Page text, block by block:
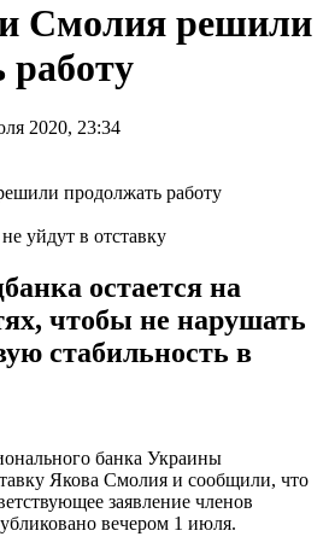
Смолия решили
работу
2020, 23:34
уйдут в отставку
остается на
чтобы не нарушать
стабильность в
банка Украины
Якова Смолия и сообщили, что
заявление членов
вечером 1 июля.